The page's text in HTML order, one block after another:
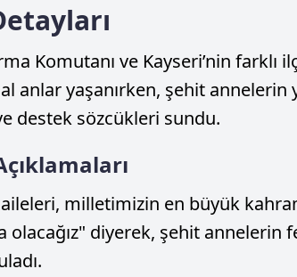
Komutanı ve Kayseri’nin farklı
anlar yaşanırken, şehit annelerin
destek sözcükleri sundu.
milletimizin en büyük
olacağız" diyerek, şehit annelerin